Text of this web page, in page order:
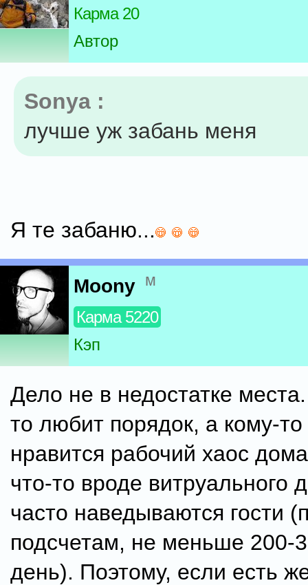
Карма 20
Автор
Sonya :
лучше уж забань меня
Я те забаню...
Moony м
Карма 5220
Кэп
Дело не в недостатке
то любит порядок, а кому-
нравится рабочий хаос
что-то вроде витруального
часто наведываются гости
подсчетам, не меньше 200-
день). Поэтому, если есть